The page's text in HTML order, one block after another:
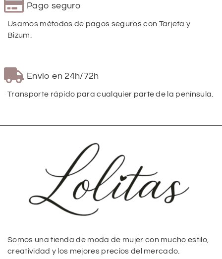
Pago seguro
Usamos métodos de pagos seguros con Tarjeta y
Bizum.
Envío en 24h/72h
Transporte rápido para cualquier parte de la península.
Somos una tienda de moda de mujer con mucho estilo,
creatividad y los mejores precios del mercado.